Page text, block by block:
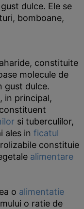
dulce. Ele se
bomboane,
constituite
molecule de
gust dulce.
in principal,
si tuberculilor,
ales in ficatul
constituie
alimentare
o alimentatie
o ratie de